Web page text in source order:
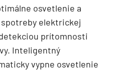
osvetlenie a
elektrickej
prítomnosti
Inteligentný
vypne osvetlenie